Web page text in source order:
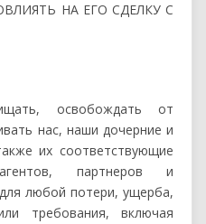
НА ЕГО СДЕЛКУ С
освобождать от
нас, наши дочерние и
их соответствующие
партнеров и
любой потери, ущерба,
требования, включая